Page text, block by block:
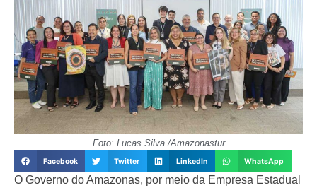
Foto: Lucas Silva /Amazonastur
Facebook Twitter LinkedIn WhatsApp
O Governo do Amazonas, por meio da Empresa Estadual